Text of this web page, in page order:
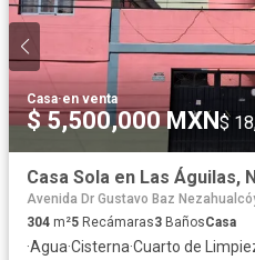
Casa·en venta
$ 5,500,000 MXN$
Avenida Dr Gustavo Baz
304 m²5 Recámaras3 BañosCasa
·Agua·Cisterna·Cuarto de